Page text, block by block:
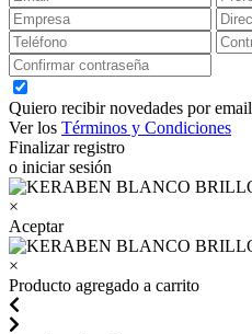
Quiero recibir novedades por email
Ver los Términos y Condiciones
Finalizar registro
o iniciar sesión
×
Aceptar
×
Producto agregado a carrito